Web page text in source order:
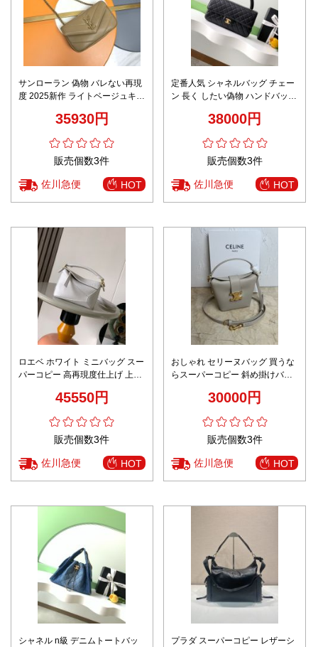
サンローラン 偽物 バレない再現
度 2025新作 ライトベージュキル
ディテール 細部まで忠実な仕上
35930円
販売個数3件
佐川急便 HOT
定番人気 シャネルバッグ チェー
ン 長く したい偽物 ハンドバッグ
38000円
販売個数3件
佐川急便 HOT
ロエベ ホワイト ミニバッグ スー
パーコピー 高再現度仕上げ 上質
ディースモデル45550円
販売個数3件
佐川急便 HOT
おしゃれ セリーヌバッグ 買うな
らスーパーコピー 斜め掛けバッ
性 ミニサイズ グレイ
30000円
販売個数3件
佐川急便 HOT
シャネル n級 デニムトートバッ
プラダ スーパーコピー レザーシ